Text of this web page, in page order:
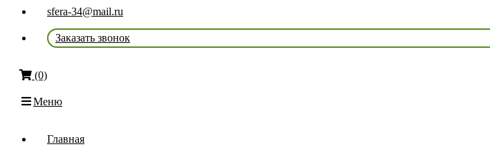
sfera-34@mail.ru
Заказать звонок
(0)
Меню
Главная